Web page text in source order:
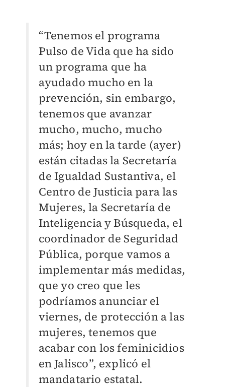
“Tenemos el programa
Pulso de Vida que ha sido
un programa que ha
ayudado mucho en la
prevención, sin embargo,
tenemos que avanzar
mucho, mucho, mucho
más; hoy en la tarde (ayer)
están citadas la Secretaría
de Igualdad Sustantiva, el
Centro de Justicia para las
Mujeres, la Secretaría de
Inteligencia y Búsqueda, el
coordinador de Seguridad
Pública, porque vamos a
implementar más medidas,
que yo creo que les
podríamos anunciar el
viernes, de protección a las
mujeres, tenemos que
acabar con los feminicidios
en Jalisco”, explicó el
mandatario estatal.